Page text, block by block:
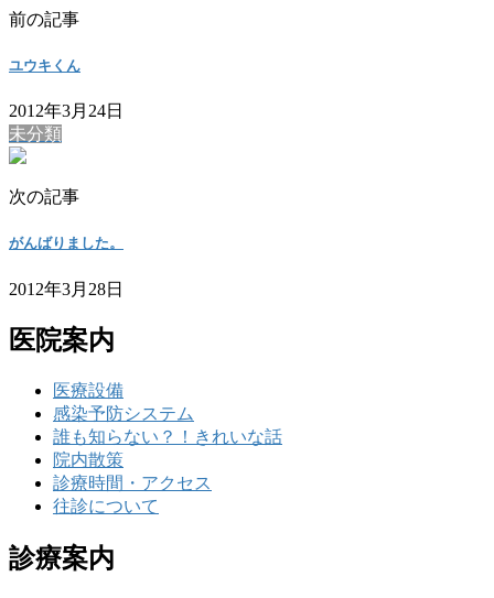
前の記事
ユウキくん
2012年3月24日
未分類
次の記事
がんばりました。
2012年3月28日
医院案内
医療設備
感染予防システム
誰も知らない？！きれいな話
院内散策
診療時間・アクセス
往診について
診療案内